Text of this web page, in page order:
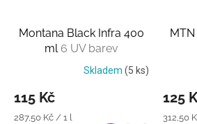
Montana Black Infra 400
ml 6 UV barev
Skladem (5 ks)
115 Kč
Měrná
287,50 Kč / 1 l
125
Měrná
312,50